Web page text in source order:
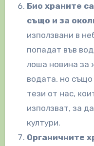
Био храните
също и за
използвани в
попадат във
лоша новина за
водата, но
тези от нас,
използват, за
култури.
Органичните